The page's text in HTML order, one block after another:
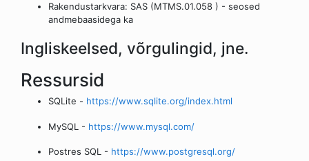
Rakendustarkvara: SAS (MTMS.01.058 ) - seosed
andmebaasidega ka
Ingliskeelsed, võrgulingid, jne.
Ressursid
SQLite - https://www.sqlite.org/index.html
MySQL - https://www.mysql.com/
Postres SQL - https://www.postgresql.org/